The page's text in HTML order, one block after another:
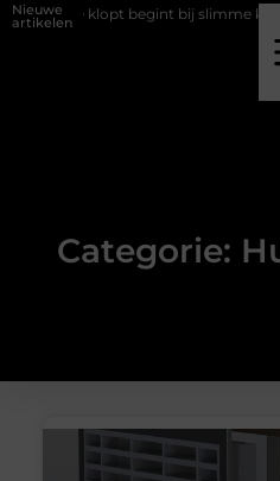
Nieuwe
artikelen
klopt begint bij slimme keuzes
Categorie: